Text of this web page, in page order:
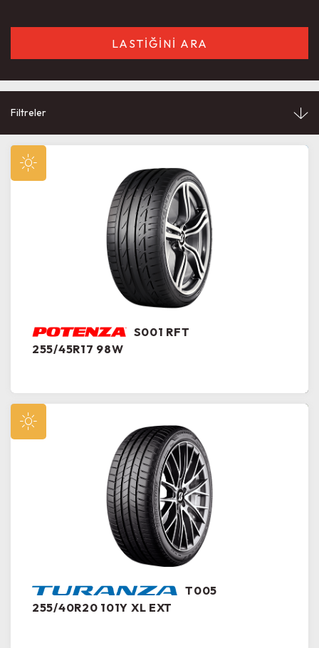
LASTİĞİNİ ARA
Filtreler
S001 RFT
255/45R17 98W
T005
255/40R20 101Y XL EXT